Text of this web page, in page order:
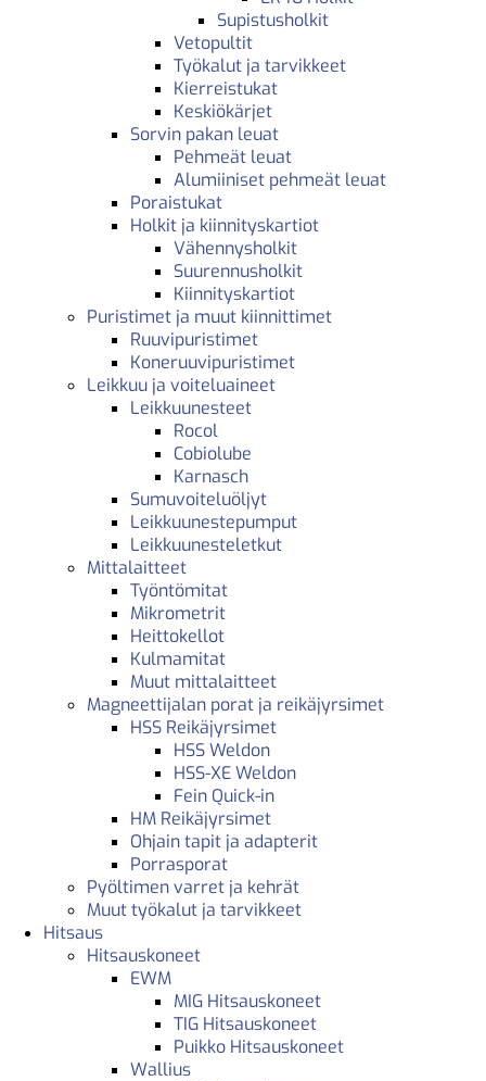
Supistusholkit
Vetopultit
Työkalut ja tarvikkeet
Kierreistukat
Keskiökärjet
Sorvin pakan leuat
Pehmeät leuat
Alumiiniset pehmeät leuat
Poraistukat
Holkit ja kiinnityskartiot
Vähennysholkit
Suurennusholkit
Kiinnityskartiot
Puristimet ja muut kiinnittimet
Ruuvipuristimet
Koneruuvipuristimet
Leikkuu ja voiteluaineet
Leikkuunesteet
Rocol
Cobiolube
Karnasch
Sumuvoiteluöljyt
Leikkuunestepumput
Leikkuunesteletkut
Mittalaitteet
Työntömitat
Mikrometrit
Heittokellot
Kulmamitat
Muut mittalaitteet
Magneettijalan porat ja reikäjyrsimet
HSS Reikäjyrsimet
HSS Weldon
HSS-XE Weldon
Fein Quick-in
HM Reikäjyrsimet
Ohjain tapit ja adapterit
Porrasporat
Pyöltimen varret ja kehrät
Muut työkalut ja tarvikkeet
Hitsaus
Hitsauskoneet
EWM
MIG Hitsauskoneet
TIG Hitsauskoneet
Puikko Hitsauskoneet
Wallius